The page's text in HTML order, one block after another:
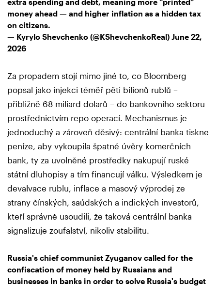
extra spending and debt, meaning more “printed”
money ahead — and higher inflation as a hidden tax
on citizens.
— Kyrylo Shevchenko (@KShevchenkoReal) June 22,
2026
Za propadem stojí mimo jiné to, co Bloomberg
popsal jako injekci téměř pěti bilionů rublů –
přibližně 68 miliard dolarů – do bankovního sektoru
prostřednictvím repo operací. Mechanismus je
jednoduchý a zároveň děsivý: centrální banka tiskne
peníze, aby vykoupila špatné úvěry komerčních
bank, ty za uvolněné prostředky nakupují ruské
státní dluhopisy a tím financují válku. Výsledkem je
devalvace rublu, inflace a masový výprodej ze
strany čínských, saúdských a indických investorů,
kteří správně usoudili, že taková centrální banka
signalizuje zoufalství, nikoliv stabilitu.
Russia's chief communist Zyuganov called for the
confiscation of money held by Russians and
businesses in banks in order to solve Russia's budget